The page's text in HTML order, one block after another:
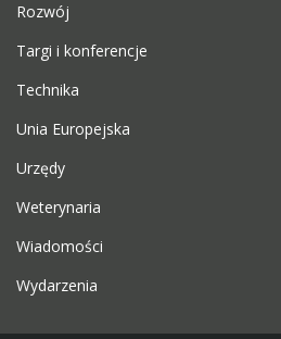
Rozwój
Targi i konferencje
Technika
Unia Europejska
Urzędy
Weterynaria
Wiadomości
Wydarzenia